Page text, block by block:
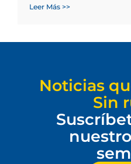
Leer Más >>
Noticias
Sin